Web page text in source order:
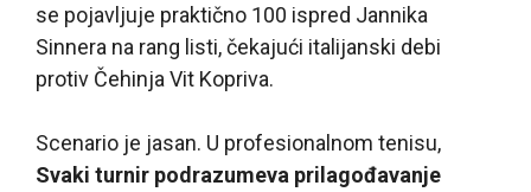
se pojavljuje praktično 100 ispred Jannika
Sinnera na rang listi, čekajući italijanski debi
protiv Čehinja Vit Kopriva.
Scenario je jasan. U profesionalnom tenisu,
Svaki turnir podrazumeva prilagođavanje